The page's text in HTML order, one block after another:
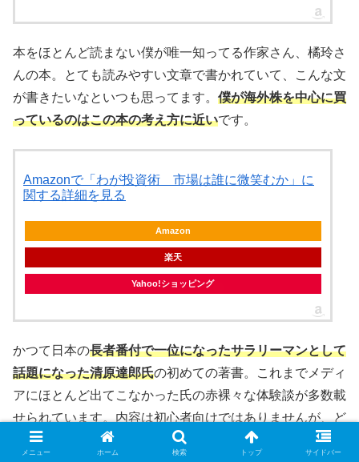
本をほとんど読まない僕が唯一知ってる作家さん、橘玲さ
んの本。とても読みやすい文章で書かれていて、こんな文
が書きたいなといつも思ってます。 僕が海外株を中心に買
っているのはこの本の考え方に近いです。
Amazonで「わが投資術 市場は誰に微笑むか」に
関する詳細を見る
Amazon
楽天
Yahoo!ショッピング
かつて日本の長者番付で一位になったサラリーマンとして
話題になった清原達郎氏の初めての著書。これまでメディ
アにほとんど出てこなかった氏の赤裸々な体験談が多数載
せられています。内容は初心者向けではありませんが、ど
こにでも溢れている
インデックス投資を勧めるだけの本に
メニュー ホーム 検索 トップ サイドバー